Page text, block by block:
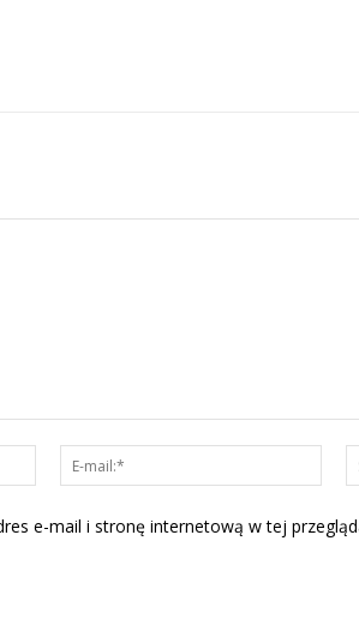
Nazwa:*
e-mail i stronę internetową w tej